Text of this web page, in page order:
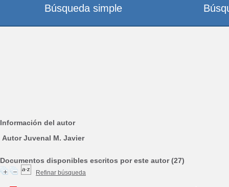
Información del autor
Autor Juvenal M. Javier
Documentos disponibles escritos por este autor (27)
Refinar búsqueda
Búsqueda simple